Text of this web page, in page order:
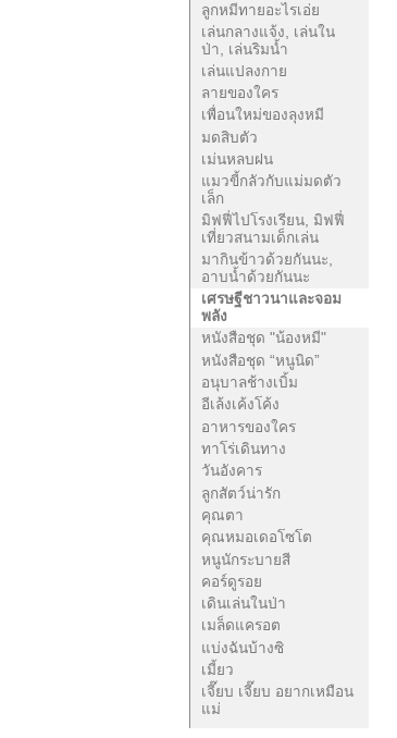
ลูกหมีทายอะไรเอ่ย
เล่นกลางแจ้ง, เล่นใน
ป่า, เล่นริมน้ำ
เล่นแปลงกาย
ลายของใคร
เพื่อนใหม่ของลุงหมี
มดสิบตัว
เม่นหลบฝน
แมวขี้กลัวกับแม่มดตัว
เล็ก
มิฟฟี่ไปโรงเรียน, มิฟฟี่
เที่ยวสนามเด็กเล่น
มากินข้าวด้วยกันนะ,
อาบน้ำด้วยกันนะ
เศรษฐีชาวนาและจอม
พลัง
หนังสือชุด "น้องหมี"
หนังสือชุด “หนูนิด”
อนุบาลช้างเบิ้ม
อีเล้งเค้งโค้ง
อาหารของใคร
ทาโร่เดินทาง
วันอังคาร
ลูกสัตว์น่ารัก
คุณตา
คุณหมอเดอโซโต
หนูนักระบายสี
คอร์ดูรอย
เดินเล่นในป่า
เมล็ดแครอต
แบ่งฉันบ้างซิ
เมี้ยว
เจี๊ยบ เจี๊ยบ อยากเหมือน
แม่